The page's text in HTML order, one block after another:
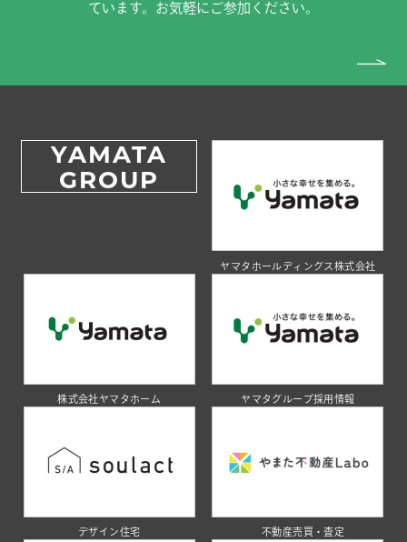
ています。お気軽にご参加ください。
YAMATA
GROUP
ヤマタホールディングス株式会社
株式会社ヤマタホーム ヤマタグループ採用情報
デザイン住宅 不動産売買・査定